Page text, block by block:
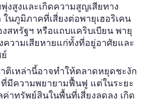
งสูงและเกิดความสูญเสียทาง
ในภูมิภาคที่เสี่ยงต่อพายุเฮอริเคน
งสหรัฐฯ หรือแถบแคริบเบียน พายุ
ความเสียหายแก่ทั้งที่อยู่อาศัยและ
ติเหล่านี้อาจทำให้ตลาดหยุดชะงัก
มีความพยายามฟื้นฟู แต่ในระยะ
าทรัพย์สินในพื้นที่เสี่ยงลดลง เกิด